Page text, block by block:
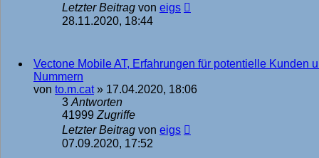
Letzter Beitrag von eigs
28.11.2020, 18:44
Vectone Mobile AT, Erfahrungen für potentielle Kunden
Nummern
von to.m.cat» 17.04.2020, 18:06
3Antworten
41999Zugriffe
Letzter Beitrag von eigs
07.09.2020, 17:52